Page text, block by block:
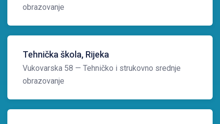
obrazovanje
Tehnička škola, Rijeka
Vukovarska 58 — Tehničko i strukovno srednje
obrazovanje